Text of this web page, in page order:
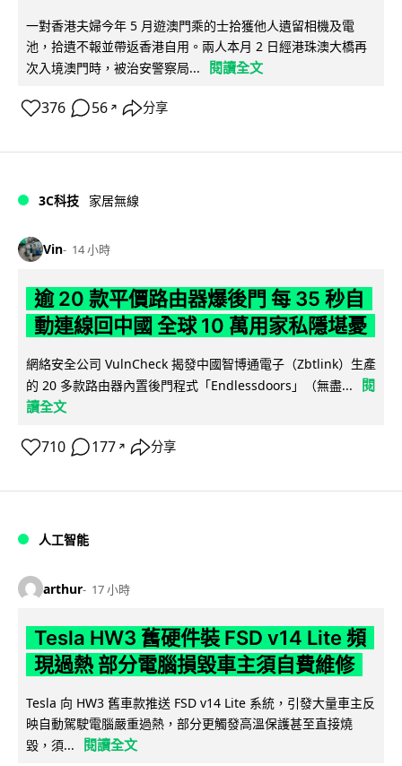
一對香港夫婦今年 5 月遊澳門乘的士拾獲他人遺留相機及電
池，拾遺不報並帶返香港自用。兩人本月 2 日經港珠澳大橋再
次入境澳門時，被治安警察局...
閱讀全文
376 56 ↗ 分享
3C科技 家居無線
Vin 14 小時
逾 20 款平價路由器爆後門 每 35 秒自
動連線回中國 全球 10 萬用家私隱堪憂
網絡安全公司 VulnCheck 揭發中國智博通電子（Zbtlink）生產
的 20 多款路由器內置後門程式「Endlessdoors」（無盡...
閱
讀全文
710 177 ↗ 分享
人工智能
arthur 17 小時
Tesla HW3 舊硬件裝 FSD v14 Lite 頻
現過熱 部分電腦損毀車主須自費維修
Tesla 向 HW3 舊車款推送 FSD v14 Lite 系統，引發大量車主反
映自動駕駛電腦嚴重過熱，部分更觸發高溫保護甚至直接燒
毀，須...
閱讀全文